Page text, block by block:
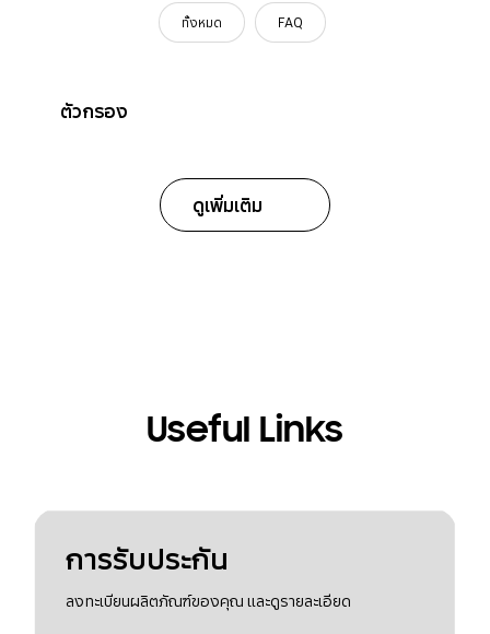
ทั้งหมด FAQ
ตัวกรอง
ดูเพิ่มเติม
Useful Links
การรับประกัน
ลงทะเบียนผลิตภัณฑ์ของคุณ และดูรายละเอียด